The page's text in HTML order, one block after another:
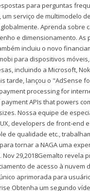
para perguntas
um serviço de multimodelo
Aprenda sobre
e dimensionamento. As
incluiu o novo
para dispositivos
incluindo a Microsoft,
tarde, lançou o "AdSense
processing for
APIs that powers
Nossa equipe de
developers de front-end
de qualidade etc.,
tornar a NAGA uma
Nov 29,2018Gemalto revela
de acesso à nuvem
aprimorada para
Obtenha um segundo